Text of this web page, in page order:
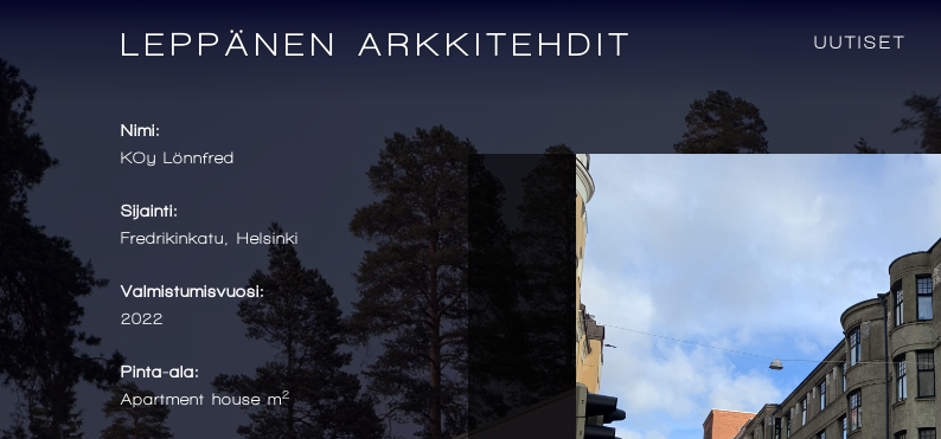
LEPPÄNEN ARKKITEHDIT UUTISET
Nimi:
KOy Lönnfred
Sijainti:
Fredrikinkatu, Helsinki
Valmistumisvuosi:
2022
Pinta-ala:
Apartment house m2